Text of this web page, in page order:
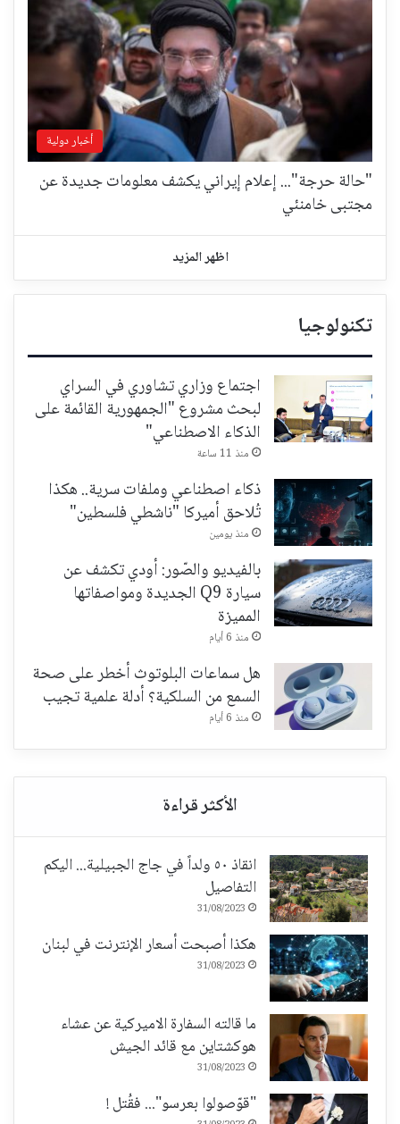
أخبار دولية
"حالة حرجة"... إعلام إيراني يكشف معلومات جديدة عن
مجتبى خامنئي
اظهر المزيد
تكنولوجيا
اجتماع وزاري تشاوري في السراي
لبحث مشروع "الجمهورية القائمة على
الذكاء الاصطناعي"
منذ 11 ساعة
ذكاء اصطناعي وملفات سرية.. هكذا
تُلاحق أميركا "ناشطي فلسطين"
منذ يومين
بالفيديو والصّور: أودي تكشف عن
سيارة Q9 الجديدة ومواصفاتها
المميزة
منذ 6 أيام
هل سماعات البلوتوث أخطر على صحة
السمع من السلكية؟ أدلة علمية تجيب
منذ 6 أيام
انقاذ ٥٠ ولداً في جاج الجبيلية... اليكم
التفاصيل
31/08/2023
هكذا أصبحت أسعار الإنترنت في لبنان
31/08/2023
ما قالته السفارة الاميركية عن عشاء
هوكشتاين مع قائد الجيش
31/08/2023
"قوّصولوا بعرسو"... فقُتل !